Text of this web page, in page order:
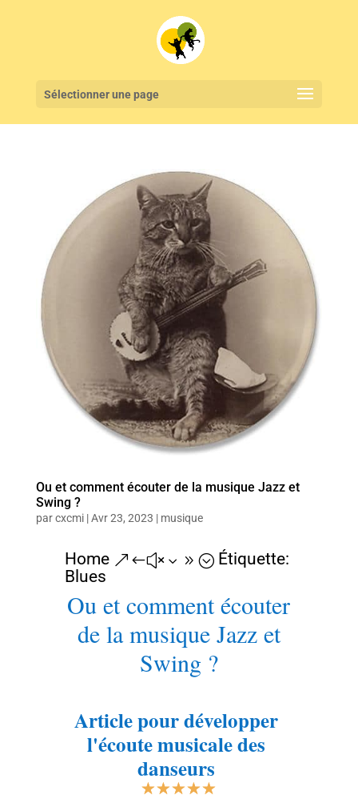
Sélectionner une page
Ou et comment écouter de la musique Jazz et
Swing ?
parcxcmi|Avr 23, 2023 | musique
Home &#x39; Étiquette:
Blues
Ou et comment écouter
de la musique Jazz et
Swing ?
Article pour développer
l'écoute musicale des
danseurs
☆☆☆☆☆